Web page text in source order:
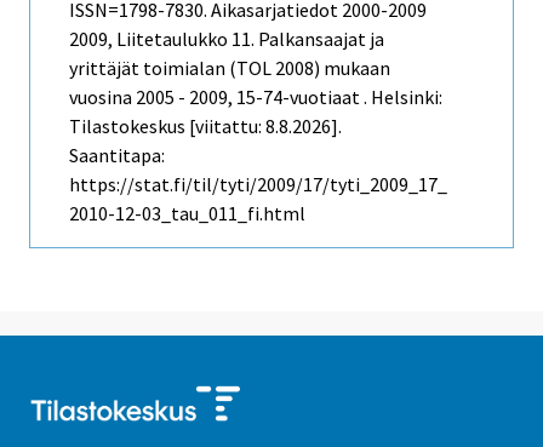
ISSN=1798-7830. Aikasarjatiedot 2000-2009
2009, Liitetaulukko 11. Palkansaajat ja
yrittäjät toimialan (TOL 2008) mukaan
vuosina 2005 - 2009, 15-74-vuotiaat . Helsinki:
Tilastokeskus [viitattu: 8.8.2026].
Saantitapa:
https://stat.fi/til/tyti/2009/17/tyti_2009_17_
2010-12-03_tau_011_fi.html